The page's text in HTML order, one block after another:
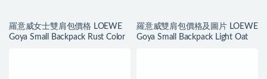
羅意威女士雙肩包價格 LOEWE
Goya Small Backpack Rust Color
羅意威雙肩包價格及圖片 LOEWE
Goya Small Backpack Light Oat